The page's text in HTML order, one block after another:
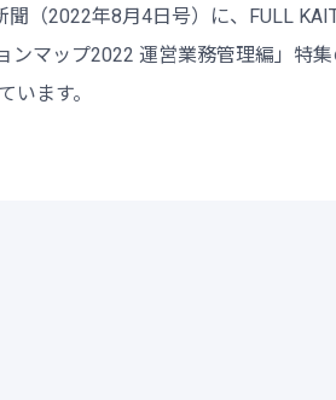
聞（2022年8月4日号）に、FULL
ンマップ2022 運営業務管理編」特
います。